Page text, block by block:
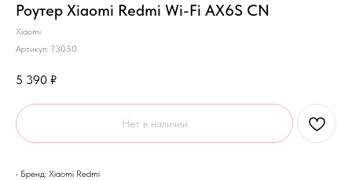
Роутер Xiaomi Redmi Wi-Fi AX6S CN
Xiaomi
Артикул: 73050
5 390 ₽
Нет в наличии
• Бренд: Xiaomi Redmi